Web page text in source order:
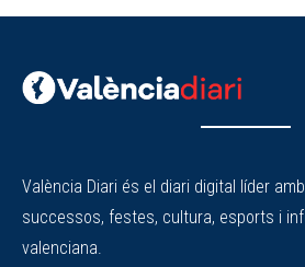
València Diari és el diari digital líder
successos, festes, cultura, esports i
valenciana.